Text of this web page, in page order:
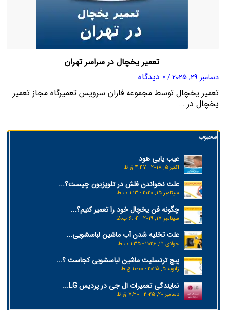
تعمیر یخچال در سراسر تهران
دسامبر 29, 2025 /0 دیدگاه
تعمیر یخچال توسط مجموعه فاران سرویس تعمیرگاه مجاز تعمیر
یخچال در …
محبوب
عیب یابی هود
اکتبر 5, 2018 - 4:47 ق.ظ
علت نخواندن فلش در تلویزیون چیست؟...
سپتامبر 15, 2020 - 1:13 ب.ظ
چگونه فن یخچال خود را تعمیر کنیم؟...
سپتامبر 17, 2019 - 6:04 ب.ظ
علت تخلیه شدن آب ماشین لباسشویی...
جولای 21, 2026 - 1:35 ب.ظ
پیچ ترنسلیت ماشین لباسشویی کجاست ؟...
ژانویه 5, 2025 - 10:00 ق.ظ
نمایندگی تعمیرات ال جی در پردیس LG...
دسامبر 20, 2025 - 7:30 ق.ظ